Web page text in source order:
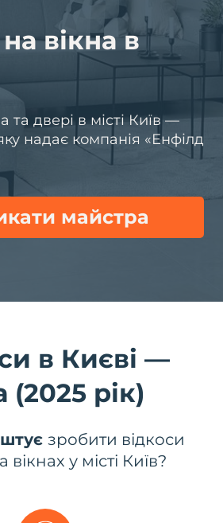
вікна в
та двері в місті Київ —
надає компанія «Енфілд
майстра
в Києві —
(2025 рік)
зробити відкоси
вікнах у місті Київ?